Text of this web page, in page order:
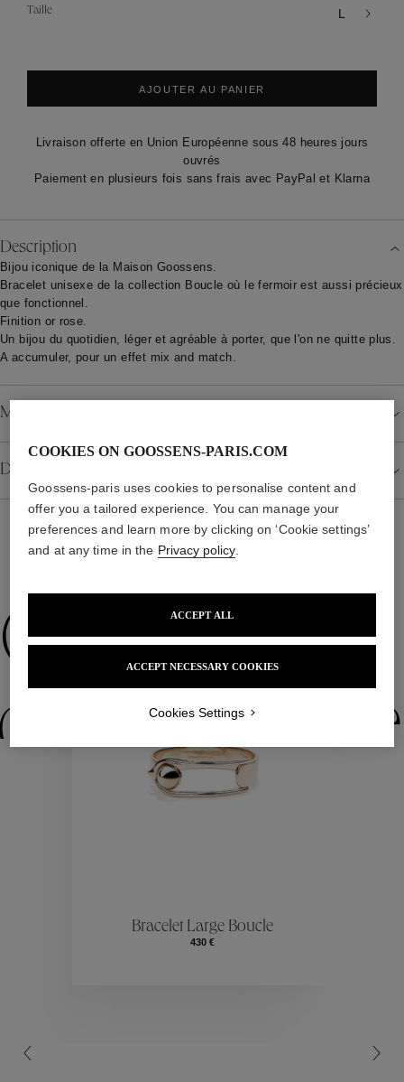
Taille L
AJOUTER AU PANIER
Livraison offerte en Union Européenne sous 48 heures jours
ouvrés
Paiement en plusieurs fois sans frais avec PayPal et Klarna
Description
Bijou iconique de la Maison Goossens.
Bracelet unisexe de la collection Boucle où le fermoir est aussi précieux
que fonctionnel.
Finition or rose.
Un bijou du quotidien, léger et agréable à porter, que l'on ne quitte plus.
A accumuler, pour un effet mix and match.
Matériau
Détails
Collections
Collections
Bracelet Large Boucle
430 €
COOKIES ON GOOSSENS-PARIS.COM
Goossens-paris uses cookies to personalise content and
offer you a tailored experience. You can manage your
preferences and learn more by clicking on ‘Cookie settings’
and at any time in the Privacy policy.
ACCEPT NECESSARY COOKIES
ACCEPT ALL
Cookies Settings